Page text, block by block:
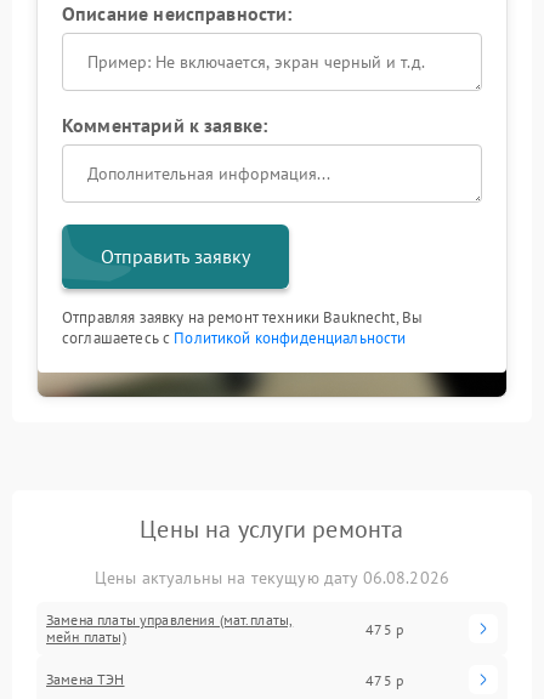
Описание неисправности:
Комментарий к заявке:
Отправить заявку
Отправляя заявку на ремонт техники Bauknecht, Вы
соглашаетесь с Политикой конфиденциальности
Цены на услуги ремонта
Цены актуальны на текущую дату 06.08.2026
Замена платы управления (мат.платы,
мейн платы)
475 р
Замена ТЭН 475 р